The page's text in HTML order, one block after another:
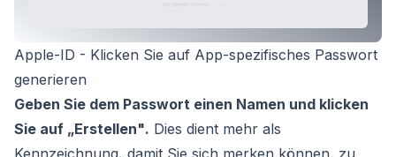
Apple-ID - Klicken Sie auf App-spezifisches Passwort
generieren
Geben Sie dem Passwort einen Namen und klicken
Sie auf „Erstellen". Dies dient mehr als
Kennzeichnung, damit Sie sich merken können, zu